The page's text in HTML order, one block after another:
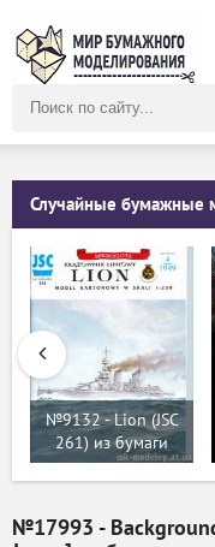
сайту
Случайные бумажные
№9132 - Lion (JSC
261) из бумаги
№17993 -